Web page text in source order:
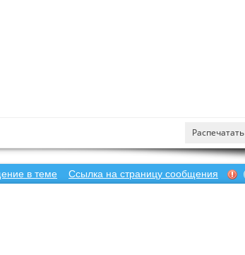
Распечатать
в теме Ссылка на страницу сообщения